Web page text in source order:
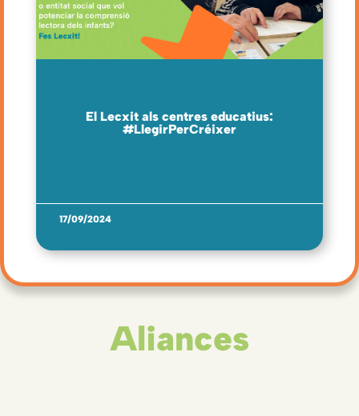
El Lecxit als centres educatius:
#LlegirPerCréixer
17/09/2024
Aliances